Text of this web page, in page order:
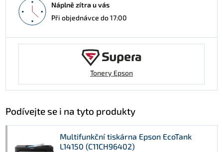
Náplně zítra u vás
Při objednávce do 17:00
Tonery Epson
Podívejte se i na tyto produkty
Multifunkční tiskárna Epson EcoTank
L14150 (C11CH96402)